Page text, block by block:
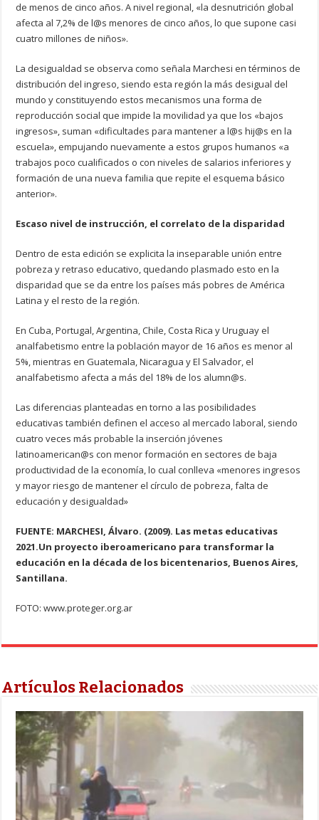
de menos de cinco años. A nivel regional, «la desnutrición global
afecta al 7,2% de l@s menores de cinco años, lo que supone casi
cuatro millones de niños».
La desigualdad se observa como señala Marchesi en términos de
distribución del ingreso, siendo esta región la más desigual del
mundo y constituyendo estos mecanismos una forma de
reproducción social que impide la movilidad ya que los «bajos
ingresos», suman «dificultades para mantener a l@s hij@s en la
escuela», empujando nuevamente a estos grupos humanos «a
trabajos poco cualificados o con niveles de salarios inferiores y
formación de una nueva familia que repite el esquema básico
anterior».
Escaso nivel de instrucción, el correlato de la disparidad
Dentro de esta edición se explicita la inseparable unión entre
pobreza y retraso educativo, quedando plasmado esto en la
disparidad que se da entre los países más pobres de América
Latina y el resto de la región.
En Cuba, Portugal, Argentina, Chile, Costa Rica y Uruguay el
analfabetismo entre la población mayor de 16 años es menor al
5%, mientras en Guatemala, Nicaragua y El Salvador, el
analfabetismo afecta a más del 18% de los alumn@s.
Las diferencias planteadas en torno a las posibilidades
educativas también definen el acceso al mercado laboral, siendo
cuatro veces más probable la inserción jóvenes
latinoamerican@s con menor formación en sectores de baja
productividad de la economía, lo cual conlleva «menores ingresos
y mayor riesgo de mantener el círculo de pobreza, falta de
educación y desigualdad»
FUENTE: MARCHESI, Álvaro. (2009). Las metas educativas
2021.Un proyecto iberoamericano para transformar la
educación en la década de los bicentenarios, Buenos Aires,
Santillana.
FOTO: www.proteger.org.ar
Artículos Relacionados